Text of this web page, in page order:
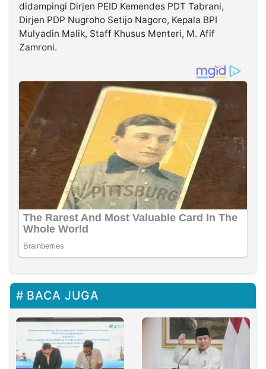
didampingi Dirjen PEID Kemendes PDT Tabrani,
Dirjen PDP Nugroho Setijo Nagoro, Kepala BPI
Mulyadin Malik, Staff Khusus Menteri, M. Afif
Zamroni.
BACA JUGA